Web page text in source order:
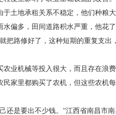
于土地承租关系不稳定，他们种粮
偏多，田间道路积水严重，他花
把路修好了，这种短期的重复支出
业机械等投入很大，而且存在浪
家里都购买了农机，但这些农机
是要出不少钱。”江西省南昌市南